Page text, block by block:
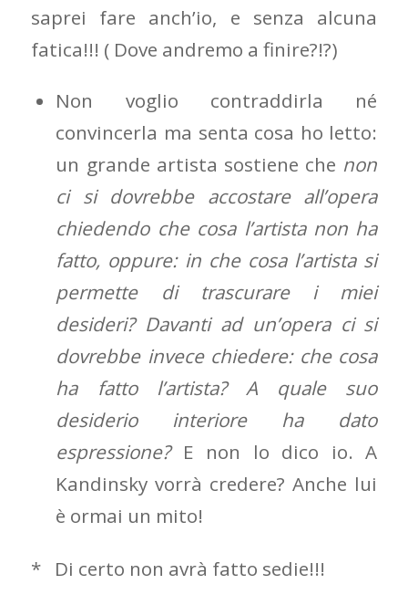
saprei fare anch’io, e senza alcuna
fatica!!! ( Dove andremo a finire?!?)
Non voglio contraddirla né
convincerla ma senta cosa ho letto:
un grande artista sostiene che non
ci si dovrebbe accostare all’opera
chiedendo che cosa l’artista non ha
fatto, oppure: in che cosa l’artista si
permette di trascurare i miei
desideri? Davanti ad un’opera ci si
dovrebbe invece chiedere: che cosa
ha fatto l’artista? A quale suo
desiderio interiore ha dato
espressione?E non lo dico io. A
Kandinsky vorrà credere? Anche lui
è ormai un mito!
* Di certo non avrà fatto sedie!!!